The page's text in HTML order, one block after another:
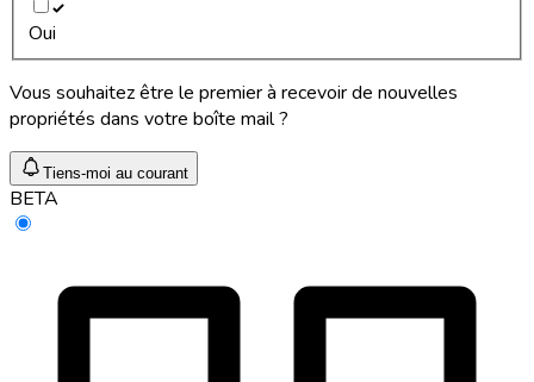
Oui
Vous souhaitez être le premier à recevoir de nouvelles
propriétés dans votre boîte mail ?
Tiens-moi au courant
BETA